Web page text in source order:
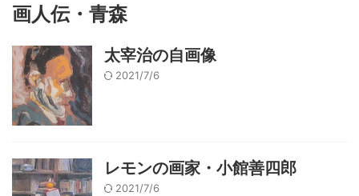
画人伝・青森
太宰治の自画像
2021/7/6
レモンの画家・小館善四郎
2021/7/6